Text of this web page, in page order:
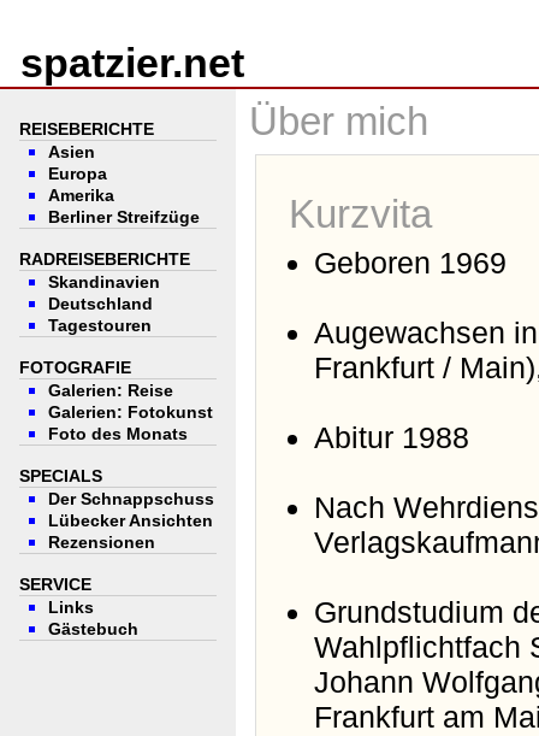
spatzier.net
REISEBERICHTE
Asien
Europa
Amerika
Berliner Streifzüge
RADREISEBERICHTE
Skandinavien
Deutschland
Tagestouren
FOTOGRAFIE
Galerien: Reise
Galerien: Fotokunst
Foto des Monats
SPECIALS
Der Schnappschuss
Lübecker Ansichten
Rezensionen
SERVICE
Links
Gästebuch
Über mich
Kurzvita
Geboren 1969
Augewachsen
Frankfurt /
Abitur 1988
Nach
Grundstudium
Wahlpflichtfach
Johann
Frankfurt am